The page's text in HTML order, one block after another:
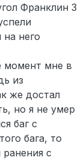
Франклин 3
на него
мне в
из
же достал
но я не умер
баг с
бага, то
с